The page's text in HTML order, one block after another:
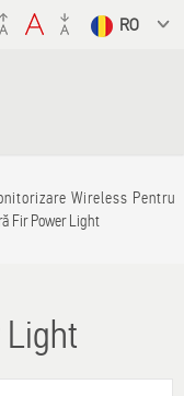
Wireless Pentru
Fir Power Light